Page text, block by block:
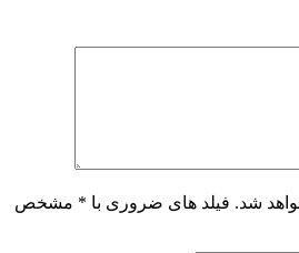
شد. فیلد های ضروری با * مشخص